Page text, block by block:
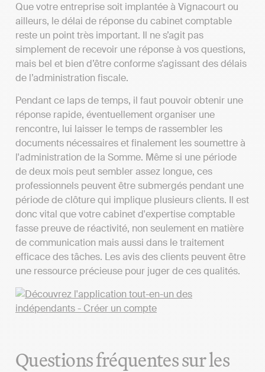
Que votre entreprise soit implantée à Vignacourt ou
ailleurs, le délai de réponse du cabinet comptable
reste un point très important. Il ne s’agit pas
simplement de recevoir une réponse à vos questions,
mais bel et bien d’être conforme s’agissant des délais
de l’administration fiscale.
Pendant ce laps de temps, il faut pouvoir obtenir une
réponse rapide, éventuellement organiser une
rencontre, lui laisser le temps de rassembler les
documents nécessaires et finalement les soumettre à
l'administration de la Somme. Même si une période
de deux mois peut sembler assez longue, ces
professionnels peuvent être submergés pendant une
période de clôture qui implique plusieurs clients. Il est
donc vital que votre cabinet d'expertise comptable
fasse preuve de réactivité, non seulement en matière
de communication mais aussi dans le traitement
efficace des tâches. Les avis des clients peuvent être
une ressource précieuse pour juger de ces qualités.
Questions fréquentes sur les